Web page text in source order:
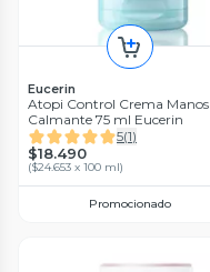
Eucerin
Atopi Control Crema Manos
Calmante 75 ml Eucerin
5(1)
$18.490
($24.653 x 100 ml)
Promocionado